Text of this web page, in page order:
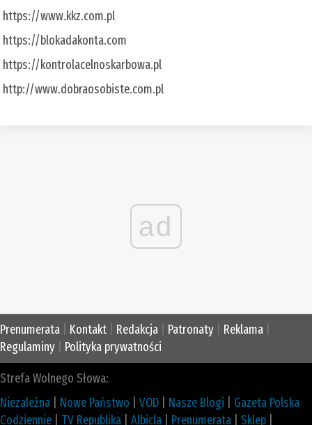
https://www.kkz.com.pl
https://blokadakonta.com
https://kontrolacelnoskarbowa.pl
http://www.dobraosobiste.com.pl
ad
Prenumerata Kontakt Redakcja Patronaty Reklama
Regulaminy
Polityka prywatności
Strefa Wolnego Słowa:
Niezależna
Nowe Państwo VOD Nasze Blogi
Gazeta Polska
Codziennie
TV Republika Albicla Prenumerata Sklep